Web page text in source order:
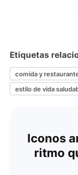
Etiquetas
comida y
estilo de vida
Iconos
ritmo